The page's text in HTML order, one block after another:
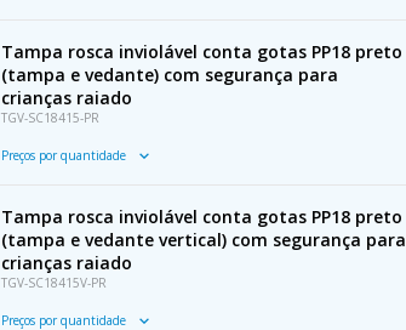
Tampa rosca inviolável conta gotas PP18 preto
(tampa e vedante) com segurança para
crianças raiado
TGV-SC18415-PR
Preços por quantidade
Tampa rosca inviolável conta gotas PP18 preto
(tampa e vedante vertical) com segurança para
crianças raiado
TGV-SC18415V-PR
Preços por quantidade